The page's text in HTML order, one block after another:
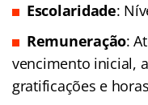
Escolaridade:
Remuneração:
vencimento inicial,
gratificações e